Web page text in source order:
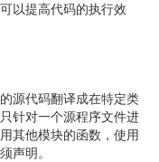
以提高代码的执行效
源代码翻译成在特定类
针对一个源程序文件进
其他模块的函数，使用
声明。